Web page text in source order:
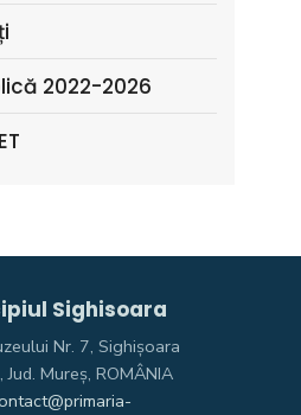
2022-2026
Sighisoara
Nr. 7, Sighişoara
Mureş, ROMÂNIA